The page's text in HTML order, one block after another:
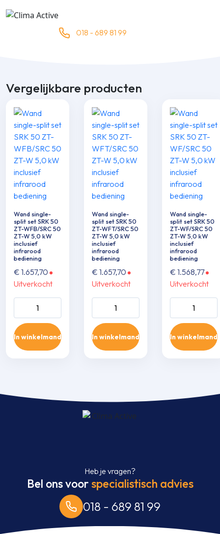
018 - 689 81 99
Vergelijkbare producten
Wand single-
split set SRK 50
ZT-WFB/SRC 50
ZT-W 5,0 kW
inclusief
infrarood
bediening
€ 1.657,70
Uitverkocht
WFB/SRC 50 ZT-
W 5,0 kW inclusief
infrarood
In winkelmand
Wand single-
split set SRK 50
ZT-WFT/SRC 50
ZT-W 5,0 kW
inclusief
infrarood
bediening
€ 1.657,70
Uitverkocht
WFT/SRC 50 ZT-
W 5,0 kW inclusief
infrarood
In winkelmand
Wand single-
split set SRK 50
ZT-WF/SRC 50
ZT-W 5,0 kW
inclusief
infrarood
bediening
€ 1.568,77
Uitverkocht
WF/SRC 50
5,0 kW
infrarood
In winkelmand
Heb je vragen?
Bel ons voorspecialistisch advies
018 - 689 81 99